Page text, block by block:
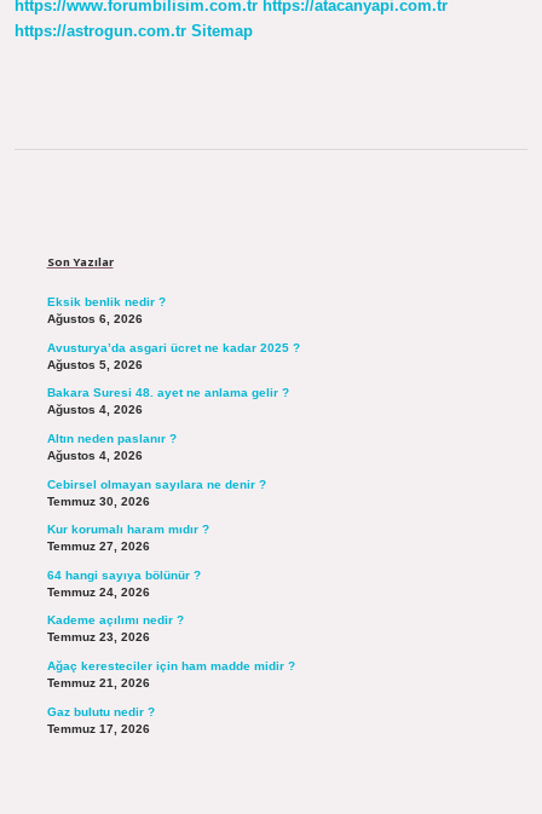
https://www.forumbilisim.com.tr https://atacanyapi.com.tr
https://astrogun.com.tr Sitemap
Son Yazılar
Eksik benlik nedir ?
Ağustos 6, 2026
Avusturya’da asgari ücret ne kadar 2025 ?
Ağustos 5, 2026
Bakara Suresi 48. ayet ne anlama gelir ?
Ağustos 4, 2026
Altın neden paslanır ?
Ağustos 4, 2026
Cebirsel olmayan sayılara ne denir ?
Temmuz 30, 2026
Kur korumalı haram mıdır ?
Temmuz 27, 2026
64 hangi sayıya bölünür ?
Temmuz 24, 2026
Kademe açılımı nedir ?
Temmuz 23, 2026
Ağaç keresteciler için ham madde midir ?
Temmuz 21, 2026
Gaz bulutu nedir ?
Temmuz 17, 2026